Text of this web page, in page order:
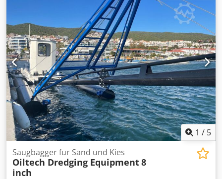
1 / 5
Saugbagger fur Sand und Kies
Oiltech Dredging Equipment8
inch